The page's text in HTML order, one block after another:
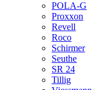
POLA-G
Proxxon
Revell
Roco
Schirmer
Seuthe
SR 24
Tillig